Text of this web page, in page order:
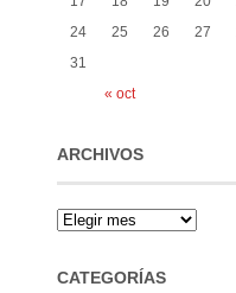
« oct
24
25 26 27
31
ARCHIVOS
CATEGORÍAS